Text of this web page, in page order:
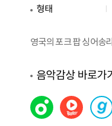
형태
영국의 포크 팝 싱어송
음악감상 바로가기